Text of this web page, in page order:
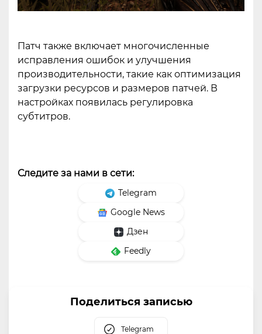
Патч также включает многочисленные
исправления ошибок и улучшения
производительности, такие как оптимизация
загрузки ресурсов и размеров патчей. В
настройках появилась регулировка
субтитров.
Следите за нами в сети:
Telegram
Google News
Дзен
Feedly
Поделиться записью
Telegram